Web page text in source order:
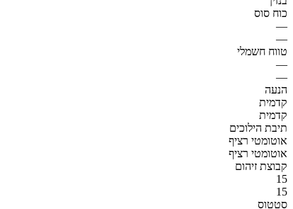
כוח סוס
—
—
טווח חשמלי
—
—
הנעה
קדמית
קדמית
תיבת הילוכים
אוטומטי רציף
אוטומטי רציף
קבוצת זיהום
15
15
סטטוס